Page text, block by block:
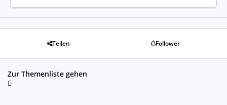
Teilen Follower
Zur Themenliste gehen